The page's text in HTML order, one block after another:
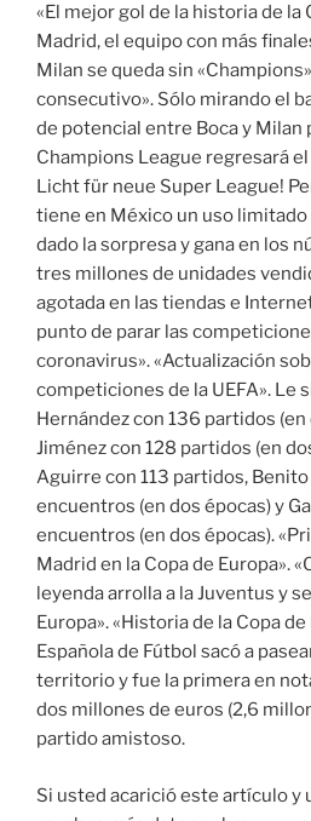
«El mejor gol de la historia de la
Madrid, el equipo con más
Milan se queda sin
consecutivo». Sólo mirando el
de potencial entre Boca y Milan
Champions League regresará
Licht für neue Super League!
tiene en México un uso limitado
dado la sorpresa y gana en los
tres millones de unidades
agotada en las tiendas e
punto de parar las
coronavirus». «Actualización
competiciones de la UEFA». Le
Hernández con 136 partidos
Jiménez con 128 partidos (en
Aguirre con 113 partidos, Benito
encuentros (en dos épocas) y
encuentros (en dos épocas).
Madrid en la Copa de Europa».
leyenda arrolla a la Juventus y
Europa». «Historia de la Copa
Española de Fútbol sacó a
territorio y fue la primera en
dos millones de euros (2,6
partido amistoso.
Si usted acarició este artículo